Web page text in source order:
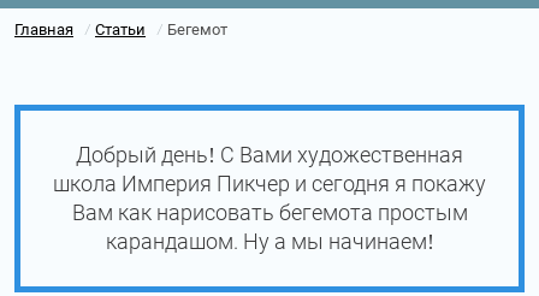
Главная / Статьи / Бегемот
Добрый день! С Вами художественная
школа Империя Пикчер и сегодня я покажу
Вам как нарисовать бегемота простым
карандашом. Ну а мы начинаем!